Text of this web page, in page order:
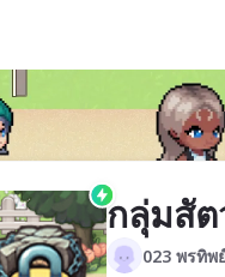
กลุ่มสั
023 พรทิพ